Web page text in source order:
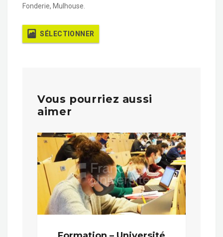
Fonderie, Mulhouse.
SÉLECTIONNER
Vous pourriez aussi
aimer